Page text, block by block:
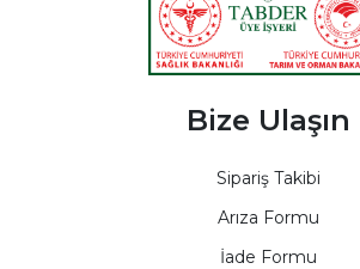
Bize Ulaşın
Sipariş Takibi
Arıza Formu
İade Formu